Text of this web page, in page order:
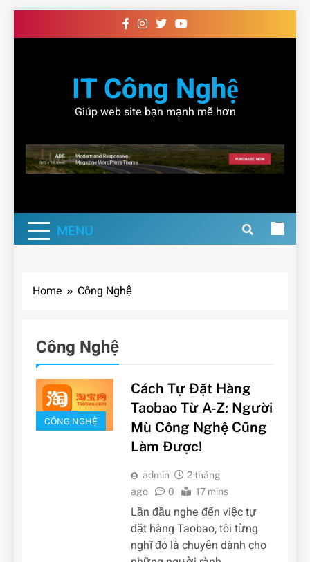
to
IT Công Nghệ
Giúp web site bạn mạnh mẽ hơn
MENU
Home Công Nghệ
Công Nghệ
CÔNG NGHỆ
Cách Tự Đặt Hàng
Taobao Từ A-Z: Người
Mù Công Nghệ Cũng
Làm Được!
admin
2 tháng
ago
0 17 mins
Lần đầu nghe đến việc tự
đặt hàng Taobao, tôi từng
nghĩ đó là chuyện dành cho